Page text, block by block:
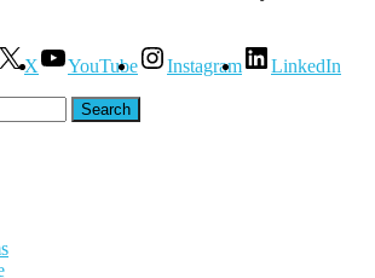
X YouTube Instagram LinkedIn